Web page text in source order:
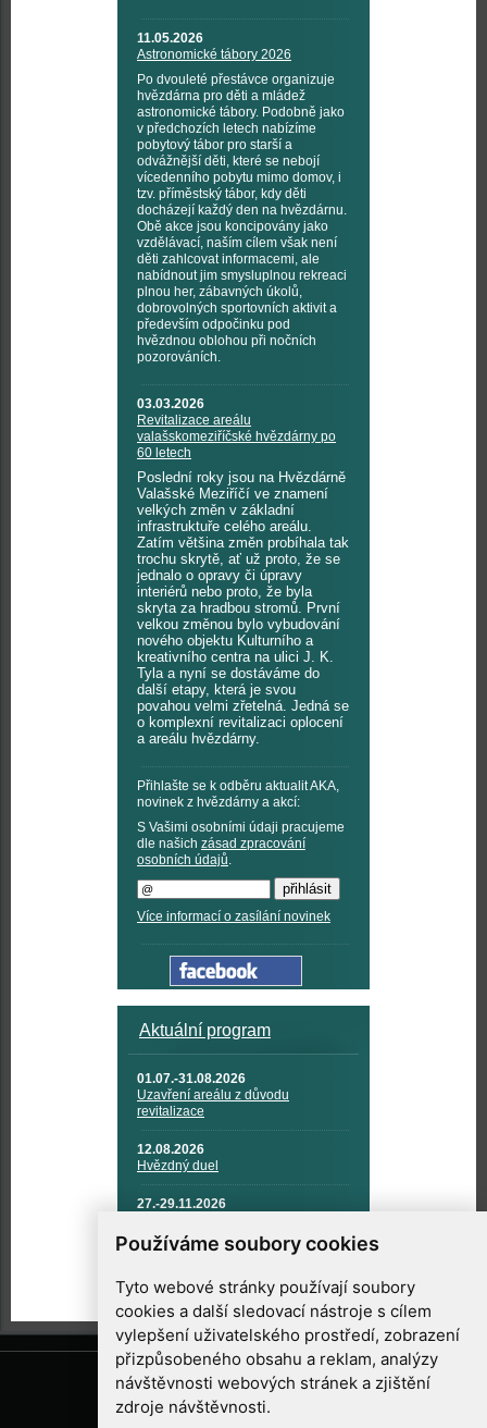
Používáme soubory cookies
Tyto webové stránky používají soubory
cookies a další sledovací nástroje s cílem
vylepšení uživatelského prostředí, zobrazení
přizpůsobeného obsahu a reklam, analýzy
návštěvnosti webových stránek a zjištění
zdroje návštěvnosti.
11.05.2026
Astronomické tábory 2026
Po dvouleté přestávce organizuje
hvězdárna pro děti a mládež
astronomické tábory. Podobně jako
v předchozích letech nabízíme
pobytový tábor pro starší a
odvážnější děti, které se nebojí
vícedenního pobytu mimo domov, i
tzv. příměstský tábor, kdy děti
docházejí každý den na hvězdárnu.
Obě akce jsou koncipovány jako
vzdělávací, naším cílem však není
děti zahlcovat informacemi, ale
nabídnout jim smysluplnou rekreaci
plnou her, zábavných úkolů,
dobrovolných sportovních aktivit a
především odpočinku pod
hvězdnou oblohou při nočních
pozorováních.
03.03.2026
Revitalizace areálu
valašskomeziříčské hvězdárny po
60 letech
Poslední roky jsou na Hvězdárně
Valašské Meziříčí ve znamení
velkých změn v základní
infrastruktuře celého areálu.
Zatím většina změn probíhala tak
trochu skrytě, ať už proto, že se
jednalo o opravy či úpravy
interiérů nebo proto, že byla
skryta za hradbou stromů. První
velkou změnou bylo vybudování
nového objektu Kulturního a
kreativního centra na ulici J. K.
Tyla a nyní se dostáváme do
další etapy, která je svou
povahou velmi zřetelná. Jedná se
o komplexní revitalizaci oplocení
a areálu hvězdárny.
Přihlašte se k odběru aktualit AKA,
novinek z hvězdárny a akcí:
S Vašimi osobními údaji pracujeme
dle našich zásad zpracování
osobních údajů.
Více informací o zasílání novinek
Aktuální program
01.07.-31.08.2026
Uzavření areálu z důvodu
revitalizace
12.08.2026
Hvězdný duel
27.-29.11.2026
TECHNIKA A KOSMICKÉ
TECHNOLOGIE